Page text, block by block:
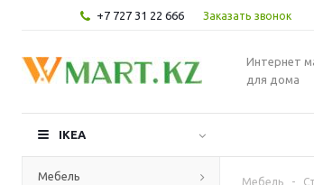
+7 727 31 22 666 Заказать звонок
Интернет
для дома
IKEA
Мебель Мебель -